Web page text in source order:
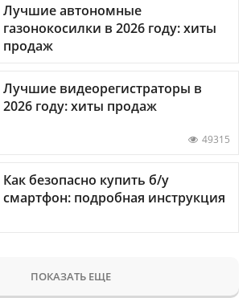
Лучшие автономные
газонокосилки в 2026 году: хиты
продаж
Лучшие видеорегистраторы в
2026 году: хиты продаж
49315
Как безопасно купить б/у
смартфон: подробная инструкция
ПОКАЗАТЬ ЕЩЕ